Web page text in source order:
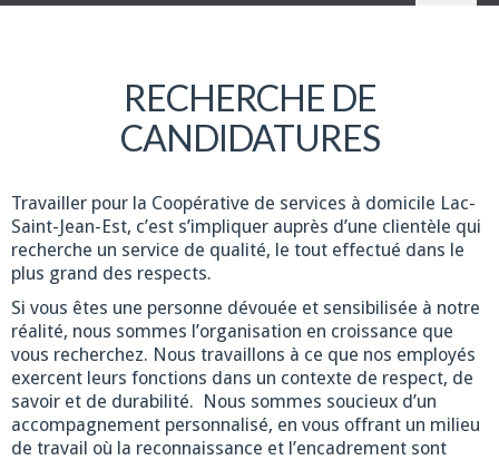
RECHERCHE DE
CANDIDATURES
Travailler pour la Coopérative de services à domicile Lac-
Saint-Jean-Est, c’est s’impliquer auprès d’une clientèle qui
recherche un service de qualité, le tout effectué dans le
plus grand des respects.
Si vous êtes une personne dévouée et sensibilisée à notre
réalité, nous sommes l’organisation en croissance que
vous recherchez. Nous travaillons à ce que nos employés
exercent leurs fonctions dans un contexte de respect, de
savoir et de durabilité. Nous sommes soucieux d’un
accompagnement personnalisé, en vous offrant un milieu
de travail où la reconnaissance et l’encadrement sont